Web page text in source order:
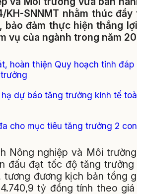
KH-SNNMT nhằm thúc đẩy
bảo đảm thực hiện thắng lợi
vụ của ngành trong năm
hoàn thiện Quy hoạch tỉnh đáp
dự báo tăng trưởng kinh tế
cho mục tiêu tăng trưởng 2 con
Nông nghiệp và Môi trường
đấu đạt tốc độ tăng trưởng
tương đương kịch bản tổng
tỷ đồng tính theo giá